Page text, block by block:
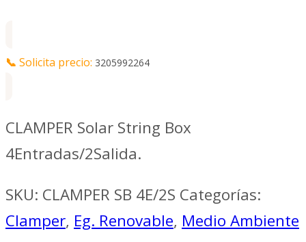
📞 Solicita precio: 3205992264
CLAMPER Solar String Box
4Entradas/2Salida.
SKU: CLAMPER SB 4E/2S Categorías:
Clamper, Eg. Renovable, Medio Ambiente